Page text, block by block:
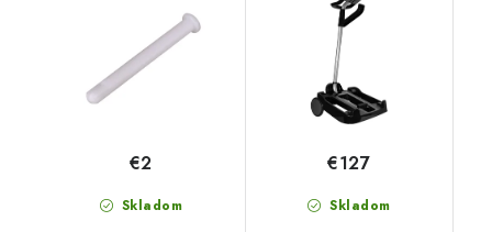
Skladom
€2
Skladom
€127